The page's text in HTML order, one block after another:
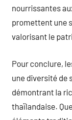
nourrissantes
promettent une
valorisant le
Pour conclure,
une diversité de
démontrant la
thaïlandaise.